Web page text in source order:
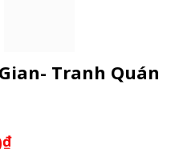
Tranh Quán
₫